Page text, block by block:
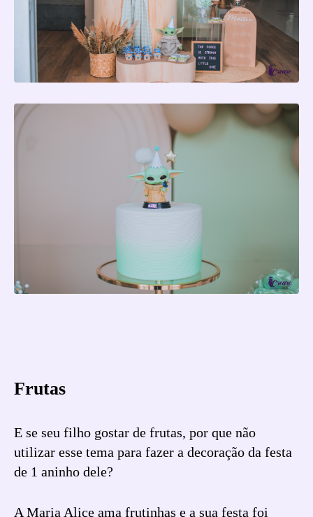
Frutas
E se seu filho gostar de frutas, por que não
utilizar esse tema para fazer a decoração da festa
de 1 aninho dele?
A Maria Alice ama frutinhas e a sua festa foi